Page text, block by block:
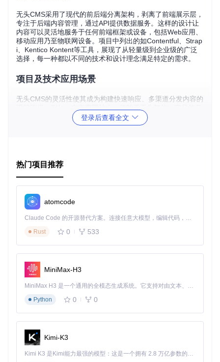
无头CMS采用了现代的前后端分离架构，剥离了前端展示层，
专注于后端内容管理，通过API提供数据服务。这样的设计让
内容可以灵活地服务于任何前端框架或设备，包括Web应用、
移动应用乃至物联网设备。项目中列出的如Contentful、Strap
i、Kentico Kontent等工具，展现了从轻量级到企业级的广泛
选择，每一种都以不同的技术和设计理念满足特定的需求。
项目及技术应用场景
无头CMS的灵活性使其成为构建快速响应、多渠道分发内容的
能够迅速更新至Web、移动端甚至智能电视等平台；新闻媒体
利用其快速发布系统，确保即时资讯的准确传递；而营销人员
灵活性
栈。
高性能：API驱动的数据交付优化了加载时间，提升了用户
多渠道发布：内容一次编写，多处发布，极大简化内容管理
流程。
开发者友好：代码优先的配置方式让开发更加高效。
通过《Awesome Headless CMS》，您将获得对这一领域的
全面洞察，不论是寻找解决方案、学习最佳实践，还是跟踪行
程，解锁内容管理的新篇章，为您的下一个项目装备前沿的技
术武器。让我们一起，迈向更高效、更灵活的内容管理新时
代。
登录后查看全文
热门项目推荐
atomcode
Claude Code 的开源替代方案。连接任意大模型，编辑代码，运行命令，自动验证 — 全自动执行。用 Rust 构建，极致性能。 ｜ An open-source alternative to Claude Code. Connect any LLM, edit code, run commands, and verify changes — autonomously. Built in Rust for speed. Get Started
Rust
0 533
MiniMax-H3
MiniMax H3 是一个通用的全模态生成系统。它支持对由文本、图像、视频和音频组成的多模态上下文进行统一理解，并能生成分辨率高达 2K、时长可达 15 秒的带原生立体声音频的视频。得益于面向任务泛化的系统设计，H3 在预训练阶段就已具备广泛的多模态上下文理解与生成能力，能够出色地执行复杂的多模态指令。
Python
0 0
Kimi-K3
Kimi K3 是Kimi能力最强的模型：这是一个拥有 2.8 万亿参数的混合专家（MoE）模型，具备原生视觉理解能力，并支持 100 万 token 的上下文窗口。